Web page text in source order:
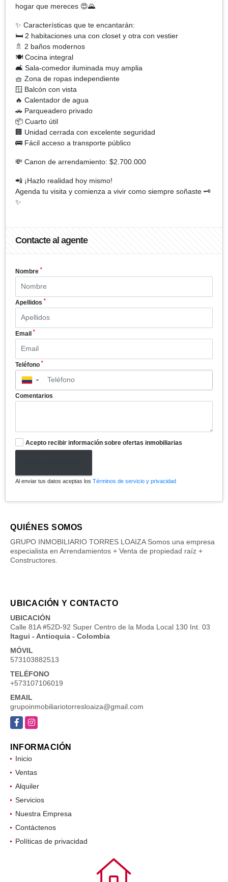
hogar que mereces 😍🌄
✨ Características que te encantarán:
🛏️ 2 habitaciones una con closet y otra con vestier
🚿 2 baños modernos
🍽️ Cocina integral
🛋️ Sala-comedor iluminada muy amplia
🧺 Zona de ropas independiente
🪟 Balcón con vista
🔥 Calentador de agua
🚗 Parqueadero privado
📦 Cuarto útil
🏢 Unidad cerrada con excelente seguridad
🚌 Fácil acceso a transporte público
💸 Canon de arrendamiento: $2.700.000
📲 ¡Hazlo realidad hoy mismo!
Agenda tu visita y comienza a vivir como siempre soñaste 🗝️
✨
Contacte al agente
Nombre *
Apellidos *
Email *
Teléfono *
▼
Comentarios
Acepto recibir información sobre ofertas inmobiliarias
Al enviar tus datos aceptas los Términos de servicio y privacidad
QUIÉNES SOMOS
GRUPO INMOBILIARIO TORRES LOAIZA Somos una empresa
especialista en Arrendamientos + Venta de propiedad raíz +
Constructores.
UBICACIÓN Y CONTACTO
UBICACIÓN
Calle 81A #52D-92 Super Centro de la Moda Local 130 Int. 03
Itagui - Antioquia - Colombia
MÓVIL
573103882513
TELÉFONO
+573107106019
EMAIL
grupoinmobiliariotorresloaiza@gmail.com
FacebookInstagram
INFORMACIÓN
Inicio
Ventas
Alquiler
Servicios
Nuestra Empresa
Contáctenos
Políticas de privacidad